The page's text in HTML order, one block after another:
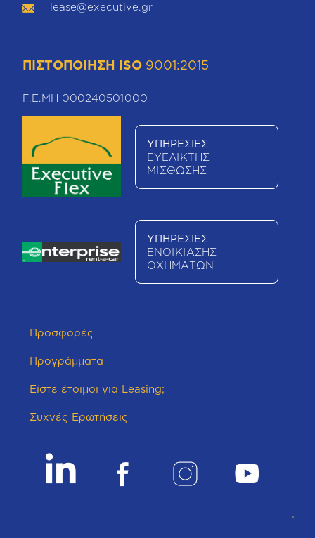
lease@executive.gr
ΠΙΣΤΟΠΟΙΗΣΗ ISO 9001:2015
Γ.Ε.ΜΗ 000240501000
ΥΠΗΡΕΣΙΕΣ
ΕΥΕΛΙΚΤΗΣ
ΜΙΣΘΩΣΗΣ
ΥΠΗΡΕΣΙΕΣ
ΕΝΟΙΚΙΑΣΗΣ
ΟΧΗΜΑΤΩΝ
Προσφορές
Προγράμματα
Είστε έτοιμοι για Leasing;
Συχνές Ερωτήσεις